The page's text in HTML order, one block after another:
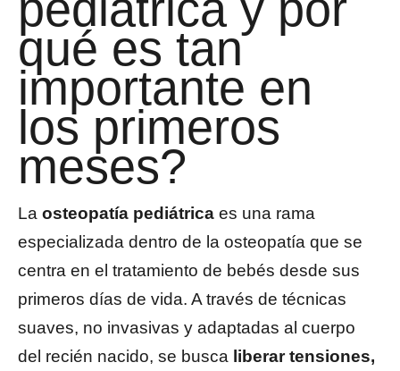
qué es tan
importante en
los primeros
meses?
La osteopatía pediátrica es una rama
especializada dentro de la osteopatía que se
centra en el tratamiento de bebés desde sus
primeros días de vida. A través de técnicas
suaves, no invasivas y adaptadas al cuerpo
del recién nacido, se busca liberar tensiones,